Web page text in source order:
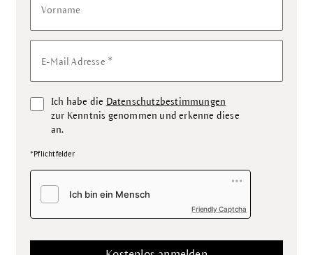
Vorname
E-Mail Adresse *
Ich habe die Datenschutzbestimmungen
zur Kenntnis genommen und erkenne diese
an.
*Pflichtfelder
Friendly Captcha